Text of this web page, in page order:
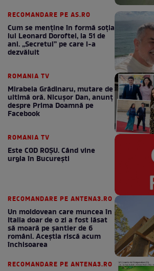
RECOMANDARE PE AS.RO
Cum se menţine în formă soţia
lui Leonard Doroftei, la 51 de
ani. „Secretul” pe care l-a
dezvăluit
ROMANIA TV
Mirabela Grădinaru, mutare de
ultimă oră. Nicuşor Dan, anunţ
despre Prima Doamnă pe
Facebook
ROMANIA TV
Este COD ROŞU. Când vine
urgia în Bucureşti
RECOMANDARE PE ANTENA3.RO
Un moldovean care muncea în
Italia doar de o zi a fost lăsat
să moară pe şantier de 6
români. Aceștia riscă acum
închisoarea
RECOMANDARE PE ANTENA3.RO